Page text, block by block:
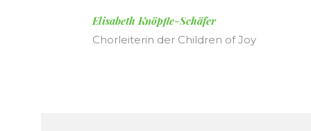
Elisabeth Knöpfle-Schäfer
Chorleiterin der Children of Joy